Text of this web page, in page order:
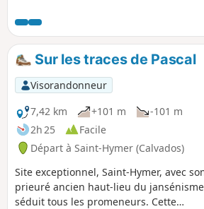
et trois églises, avec une mention
Druval !
Sur les traces de Pascal
Visorandonneur
7,42 km
+101 m
-101 m
2h 25
Facile
Départ à Saint-Hymer (Calvados)
Site exceptionnel, Saint-Hymer, avec
prieuré ancien haut-lieu du
séduit tous les promeneurs. Cette